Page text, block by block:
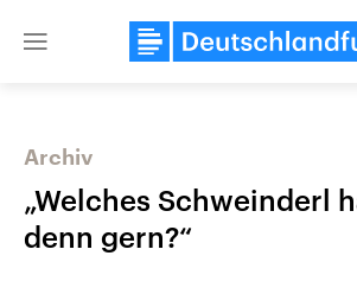
Close
Archiv
„Welches Schweinderl
denn gern?“